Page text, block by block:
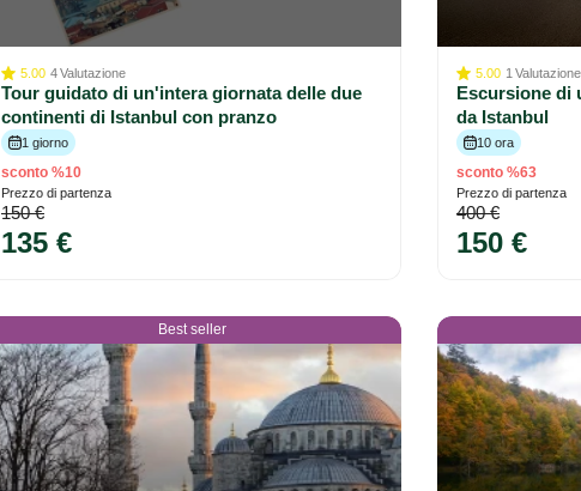
5.00 4Valutazione
Tour guidato di un'intera giornata delle due
continenti di Istanbul con pranzo
1 giorno
sconto %10
Prezzo di partenza
150 €
135 €
5.00 1 Valutazione
Escursione di
da Istanbul
10 ora
sconto %63
Prezzo di partenza
400 €
150 €
Best seller